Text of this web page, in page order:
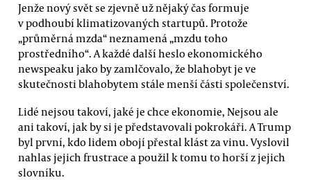
Jenže nový svět se zjevně už nějaký čas formuje
v podhoubí klimatizovaných startupů. Protože
„průměrná mzda“ neznamená „mzdu toho
prostředního“. A každé další heslo ekonomického
newspeaku jako by zamlčovalo, že blahobyt je ve
skutečnosti blahobytem stále menší části společenství.
Lidé nejsou takoví, jaké je chce ekonomie, Nejsou ale
ani takoví, jak by si je představovali pokrokáři. A Trump
byl první, kdo lidem obojí přestal klást za vinu. Vyslovil
nahlas jejich frustrace a použil k tomu to horší z jejich
slovníku.